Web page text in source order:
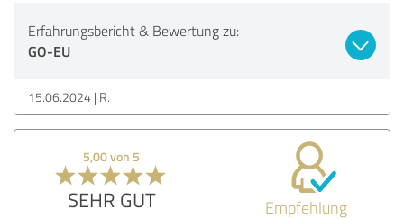
Erfahrungsbericht & Bewertung zu:
GO-EU
15.06.2024 R.
5,00 von 5
SEHR GUT Empfehlung